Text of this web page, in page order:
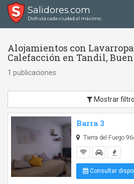
Salidores.com
Disfrutá cada ciudad al máximo
Alojamientos con
Calefacción en Tandil,
1 publicaciones
Mostrar
Barra 3
Tierra del Fuego
Consultar